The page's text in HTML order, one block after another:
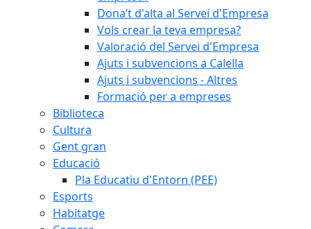
Dona’t d'alta al Servei d'Empresa
Vols crear la teva empresa?
Valoració del Servei d'Empresa
Ajuts i subvencions a Calella
Ajuts i subvencions - Altres
Formació per a empreses
Biblioteca
Cultura
Gent gran
Educació
Pla Educatiu d'Entorn (PEE)
Esports
Habitatge